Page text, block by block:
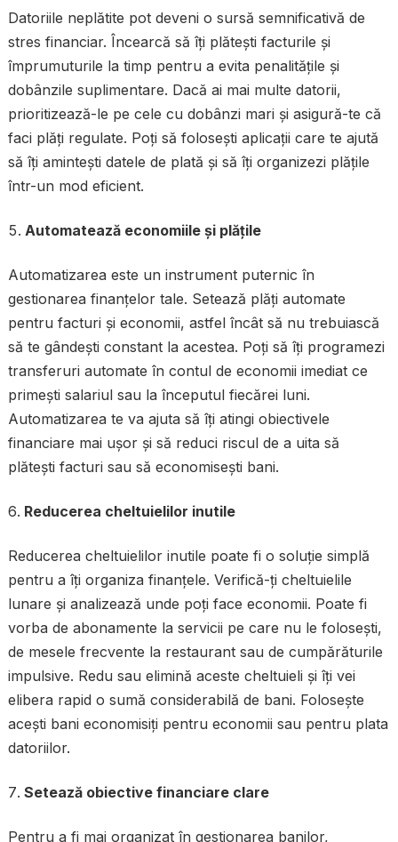
Datoriile neplătite pot deveni o sursă semnificativă de
stres financiar. Încearcă să îți plătești facturile și
împrumuturile la timp pentru a evita penalitățile și
dobânzile suplimentare. Dacă ai mai multe datorii,
prioritizează-le pe cele cu dobânzi mari și asigură-te că
faci plăți regulate. Poți să folosești aplicații care te ajută
să îți amintești datele de plată și să îți organizezi plățile
într-un mod eficient.
Automatează economiile și plățile
Automatizarea este un instrument puternic în
gestionarea finanțelor tale. Setează plăți automate
pentru facturi și economii, astfel încât să nu trebuiască
să te gândești constant la acestea. Poți să îți programezi
transferuri automate în contul de economii imediat ce
primești salariul sau la începutul fiecărei luni.
Automatizarea te va ajuta să îți atingi obiectivele
financiare mai ușor și să reduci riscul de a uita să
plătești facturi sau să economisești bani.
Reducerea cheltuielilor inutile
Reducerea cheltuielilor inutile poate fi o soluție simplă
pentru a îți organiza finanțele. Verifică-ți cheltuielile
lunare și analizează unde poți face economii. Poate fi
vorba de abonamente la servicii pe care nu le folosești,
de mesele frecvente la restaurant sau de cumpărăturile
impulsive. Redu sau elimină aceste cheltuieli și îți vei
elibera rapid o sumă considerabilă de bani. Folosește
acești bani economisiți pentru economii sau pentru plata
datoriilor.
Setează obiective financiare clare
Pentru a fi mai organizat în gestionarea banilor,